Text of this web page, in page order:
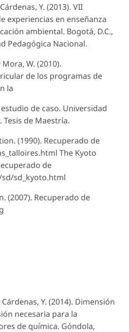
Y. (2013). VII
experiencias en enseñanza
ambiental. Bogotá, D.C.,
Pedagógica Nacional.
W. (2010).
de los programas de
la
de caso. Universidad
Tesis de Maestría.
(1990). Recuperado de
The Kyoto
de
sd_kyoto.html
(2007). Recuperado de
Y. (2014). Dimensión
necesaria para la
de química. Góndola,